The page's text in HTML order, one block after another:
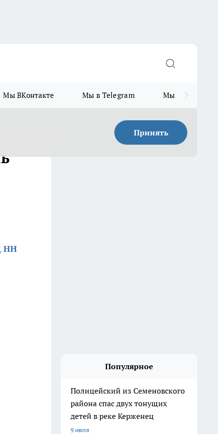
Мы ВКонтакте Мы в Telegram Мы в MAX
Принять
НН
Популярное
Полицейский из Семеновского
района спас двух тонущих
детей в реке Керженец
9 июля